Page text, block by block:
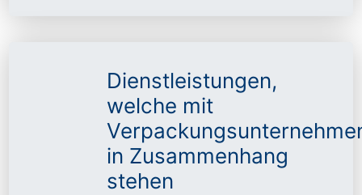
Dienstleistungen,
welche mit
in Zusammenhang
stehen